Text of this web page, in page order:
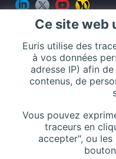
CONTACT
116 Rue de Silly,
Ce site web
Euris utilise des
à vos données
adresse IP) afin
contenus, de
Vous pouvez
traceurs en
accepter", ou